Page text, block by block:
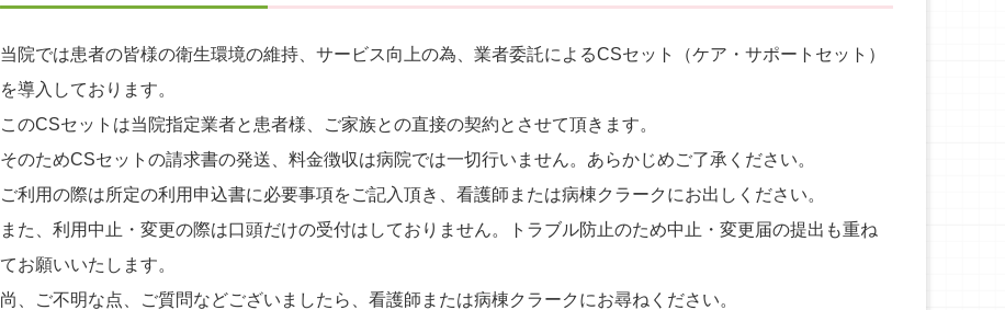
当院では患者の皆様の衛生環境の維持、サービス向上の為、業者委託によるCSセット（ケア・サポートセット）
を導入しております。
このCSセットは当院指定業者と患者様、ご家族との直接の契約とさせて頂きます。
そのためCSセットの請求書の発送、料金徴収は病院では一切行いません。あらかじめご了承ください。
ご利用の際は所定の利用申込書に必要事項をご記入頂き、看護師または病棟クラークにお出しください。
また、利用中止・変更の際は口頭だけの受付はしておりません。トラブル防止のため中止・変更届の提出も重ね
てお願いいたします。
尚、ご不明な点、ご質問などございましたら、看護師または病棟クラークにお尋ねください。